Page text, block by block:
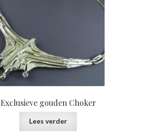
Exclusieve gouden Choker
Lees verder